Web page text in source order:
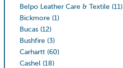
Belpo Leather Care & Textile (11)
Bickmore (1)
Bucas (12)
Bushfire (3)
Carhartt (60)
Cashel (18)